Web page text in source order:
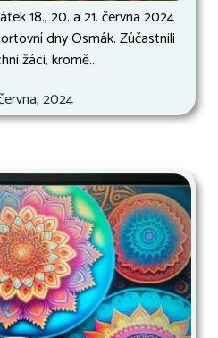
18., 20. a 21. června 2024
dny Osmák. Zúčastnili
žáci, kromě...
2024